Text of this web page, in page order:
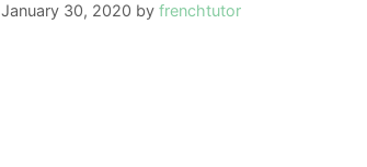
January 30, 2020 by frenchtutor